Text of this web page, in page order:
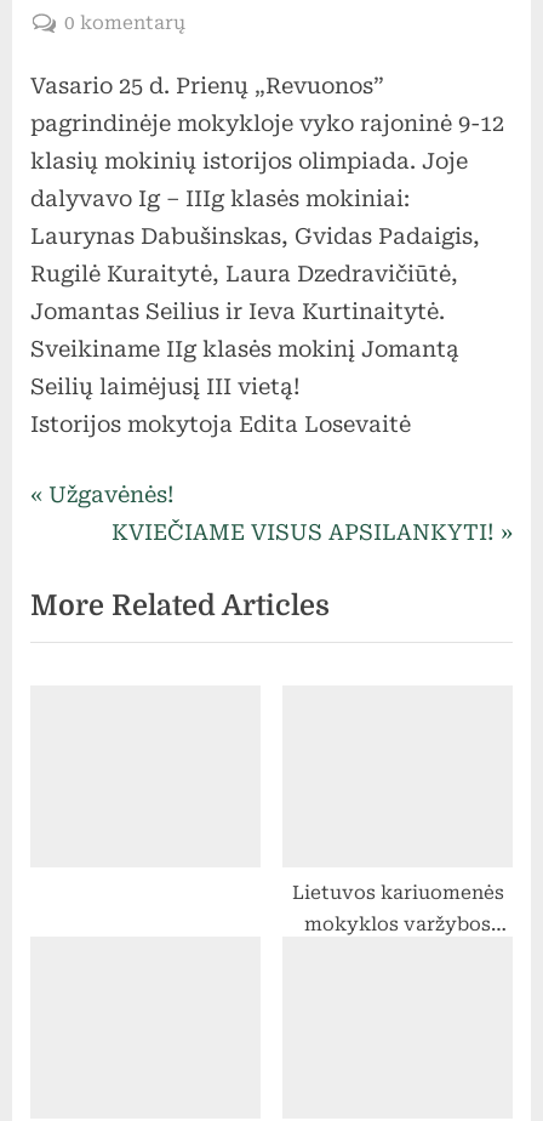
on
0 komentarųįraše
istorijos
olimpiada
Vasario 25 d. Prienų „Revuonos”
pagrindinėje mokykloje vyko rajoninė 9-12
klasių mokinių istorijos olimpiada. Joje
dalyvavo Ig – IIIg klasės mokiniai:
Laurynas Dabušinskas, Gvidas Padaigis,
Rugilė Kuraitytė, Laura Dzedravičiūtė,
Jomantas Seilius ir Ieva Kurtinaitytė.
Sveikiname IIg klasės mokinį Jomantą
Seilių laimėjusį III vietą!
Istorijos mokytoja Edita Losevaitė
Uncategorized
Navigacija
įrašų
P
v
i
Užgavėnės!
N
x
t
KVIEČIAME VISUS APSILANKYTI!
More Related Articles
Lietuvos kariuomenės
mokyklos varžybos